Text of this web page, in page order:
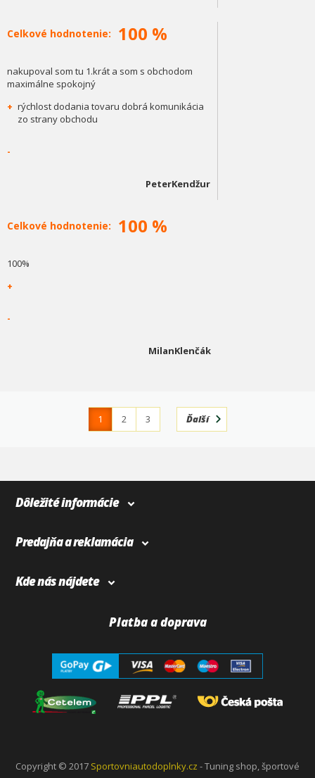
Celkové hodnotenie: 100 %
nakupoval som tu 1.krát a som s obchodom
maximálne spokojný
+ rýchlost dodania tovaru dobrá komunikácia
zo strany obchodu
-
PeterKendžur
Celkové hodnotenie: 100 %
100%
+
-
MilanKlenčák
1 2
3
Ďalší
Dôležité informácie
Predajňa a reklamácia
Kde nás nájdete
Platba a doprava
Copyright © 2017 Sportovniautodoplnky.cz - Tuning shop, športové